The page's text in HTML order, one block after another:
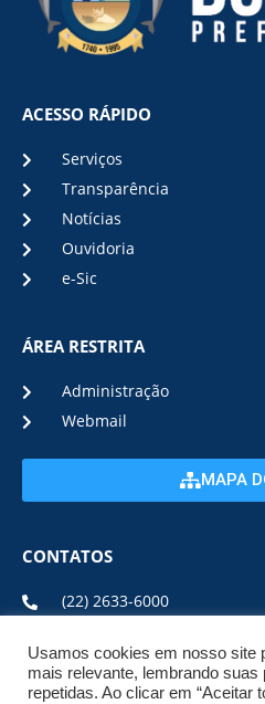
ACESSO RÁPIDO
Serviços
Transparência
Notícias
Ouvidoria
e-Sic
ÁREA RESTRITA
Administração
Webmail
MAPA
CONTATOS
(22) 2633-6000
ENDEREÇO E HORÁRIO
Usamos cookies em nosso site
mais relevante, lembrando suas
repetidas. Ao clicar em “Aceitar